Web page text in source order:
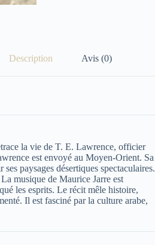
Description Avis (0)
la vie de T. E. Lawrence, officier
est envoyé au Moyen-Orient. Sa
paysages désertiques spectaculaires.
musique de Maurice Jarre est
les esprits. Le récit mêle histoire,
Il est fasciné par la culture arabe,